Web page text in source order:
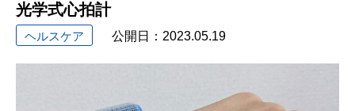
光学式心拍計
ヘルスケア 公開日： 2023.05.19